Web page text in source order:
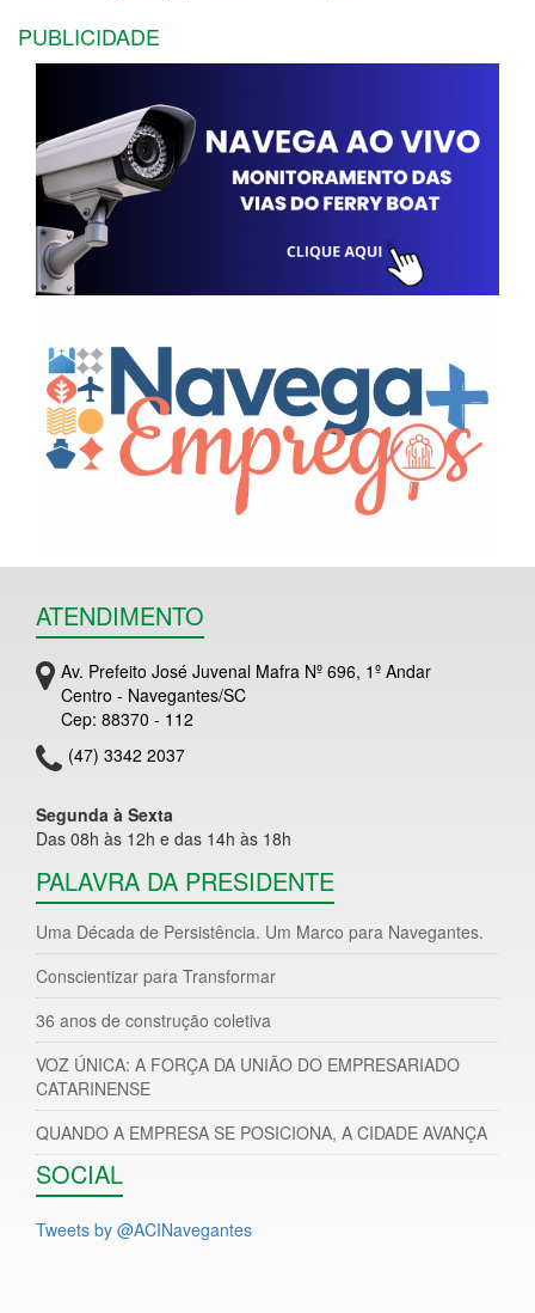
PUBLICIDADE
ATENDIMENTO
Av. Prefeito José Juvenal Mafra Nº 696, 1º Andar
Centro - Navegantes/SC
Cep: 88370 - 112
(47) 3342 2037
Segunda à Sexta
Das 08h às 12h e das 14h às 18h
PALAVRA DA PRESIDENTE
Uma Década de Persistência. Um Marco para Navegantes.
Conscientizar para Transformar
36 anos de construção coletiva
VOZ ÚNICA: A FORÇA DA UNIÃO DO EMPRESARIADO
CATARINENSE
QUANDO A EMPRESA SE POSICIONA, A CIDADE AVANÇA
SOCIAL
Tweets by @ACINavegantes